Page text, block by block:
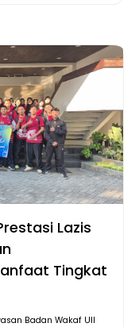
Lazis
Tingkat
Badan Wakaf UII